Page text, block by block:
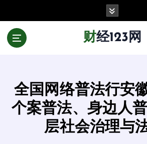
财经123网
全国网络普法行安
个案普法、身边人
层社会治理与